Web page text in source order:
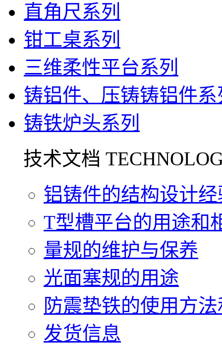
直角尺系列
钳工桌系列
三维柔性平台系列
铸铝件、压铸铸铝件系
铸铁炉头系列
技术文档
铝铸件的结构设计经
T型槽平台的用途和
量规的维护与保养
光面塞规的用途
防震垫铁的使用方
发货信息